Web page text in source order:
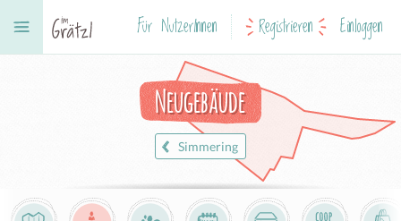
Für NutzerInnen Registrieren Einloggen
Neugebäude
Simmering